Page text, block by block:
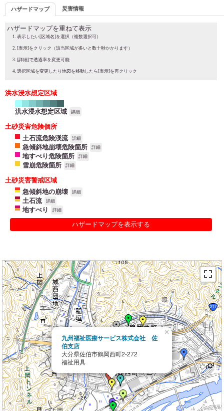
ハザードマップ 災害情報
ハザードマップを重ねて表示
表示したい[区域名]を選択（複数選択可）
[表示]をクリック（該当区域が多いと数十秒かかります）
[詳細]で透過率を変更可能
選択区域を変更したり地図を移動したら[表示]を再クリック
洪水浸水想定区域
洪水浸水想定区域 詳細
土砂災害危険個所
土石流危険渓流
詳細
急傾斜地崩壊危険箇所 詳細
地すべり危険箇所 詳細
雪崩危険箇所 詳細
土砂災害警戒区域
急傾斜地の崩壊
詳細
土石流 詳細
地すべり 詳細
ハザードマップを表示する
九州福祉医療サービス株式会社 佐
伯支店
大分県佐伯市鶴岡西町2-272
福祉用具
×